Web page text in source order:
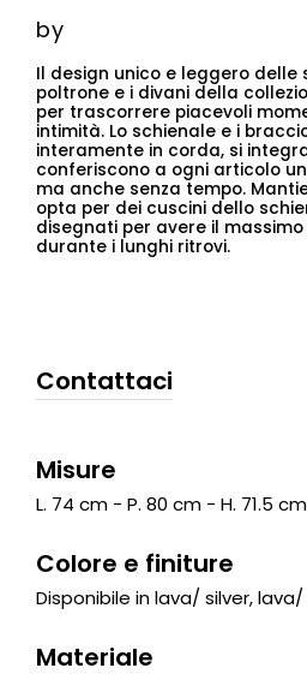
by
Il design unico e leggero delle
poltrone e i divani della
per trascorrere piacevoli
intimità. Lo schienale e i
interamente in corda, si
conferiscono a ogni articolo
ma anche senza tempo.
opta per dei cuscini dello
disegnati per avere il
durante i lunghi ritrovi.
Contattaci
Misure
L. 74 cm - P. 80 cm - H. 71.5 cm
Colore e finiture
Disponibile in lava/ silver,
Materiale